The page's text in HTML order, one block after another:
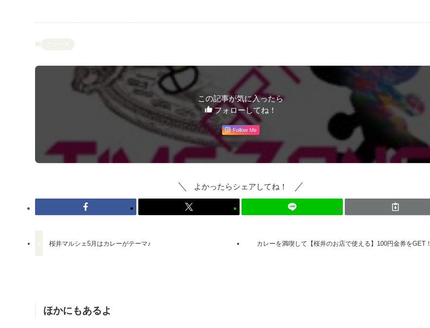
この記事が気に入ったら
フォローしてね！
Follow Me
よかったらシェアしてね！
桜井マルシェ5月はカレーがテーマ♪ カレーを満喫して【桜井のお店で使える】100円金券をGET！
ほかにもあるよ